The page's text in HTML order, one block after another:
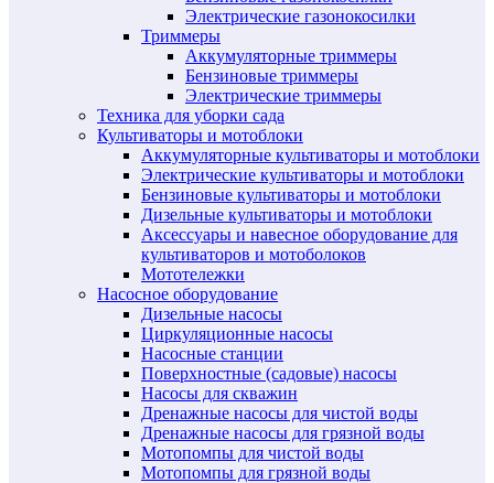
Электрические газонокосилки
Триммеры
Аккумуляторные триммеры
Бензиновые триммеры
Электрические триммеры
Техника для уборки сада
Культиваторы и мотоблоки
Аккумуляторные культиваторы и мотоблоки
Электрические культиваторы и мотоблоки
Бензиновые культиваторы и мотоблоки
Дизельные культиваторы и мотоблоки
Аксессуары и навесное оборудование для
культиваторов и мотоболоков
Мототележки
Насосное оборудование
Дизельные насосы
Циркуляционные насосы
Насосные станции
Поверхностные (садовые) насосы
Насосы для скважин
Дренажные насосы для чистой воды
Дренажные насосы для грязной воды
Мотопомпы для чистой воды
Мотопомпы для грязной воды